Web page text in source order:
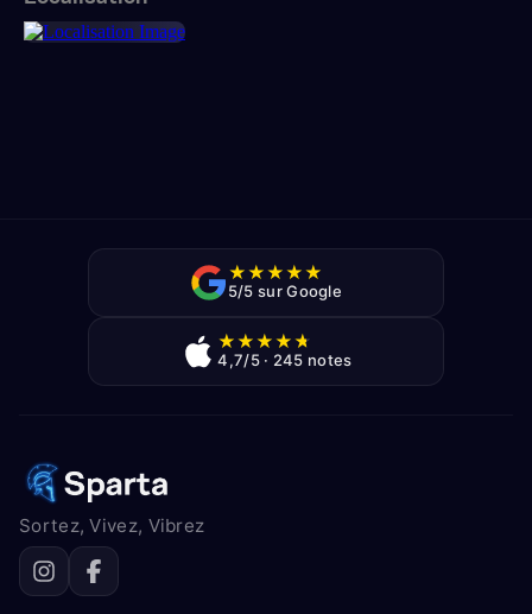
★★★★★
5/5 sur Google
★★★★★
4,7/5 · 245 notes
Sortez, Vivez, Vibrez